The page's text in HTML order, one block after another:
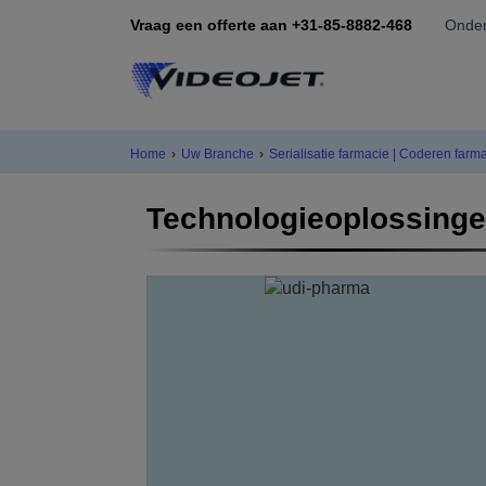
Vraag een offerte aan +31-85-8882-468
Home › Uw Branche › Serialisatie farmacie | Coderen